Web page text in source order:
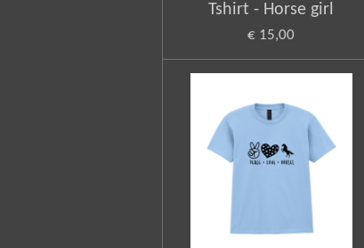
Tshirt - Horse girl
€ 15,00